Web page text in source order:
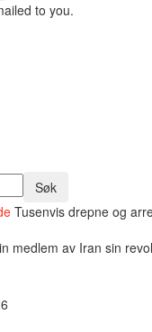
to you.
Tusenvis drepne og
medlem av Iran sin